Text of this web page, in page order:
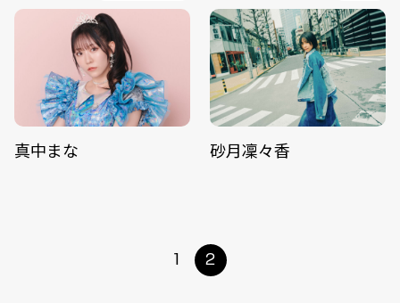
真中まな 砂月凜々香
1 2